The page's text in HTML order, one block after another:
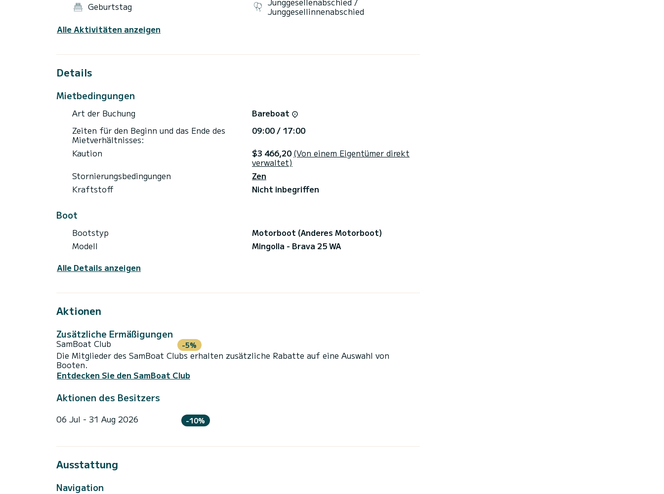
Die Kaution erfolgt NUR mit physischer Kreditkarte, keine Amex.
Denken Sie daran, die Navigations-App herunterzuladen.
Geburtstag
Junggesellinnenabschied
Alle Aktivitäten anzeigen
Details
Mietbedingungen
Art der Buchung
Bareboat
Zeiten für den Beginn und das Ende des
Mietverhältnisses:
09:00 / 17:00
Kaution
$3 466,20 (Von einem Eigentümer direkt
verwaltet)
Stornierungsbedingungen
Zen
Kraftstoff
Nicht inbegriffen
Boot
Bootstyp
Motorboot (Anderes Motorboot)
Modell
Mingolla - Brava 25 WA
Alle Details anzeigen
Aktionen
Zusätzliche Ermäßigungen
SamBoat Club -5%
Die Mitglieder des SamBoat Clubs erhalten zusätzliche Rabatte auf eine Auswahl von
Booten.
Entdecken Sie den SamBoat Club
Aktionen des Besitzers
06 Jul - 31 Aug 2026 -10%
Ausstattung
Navigation